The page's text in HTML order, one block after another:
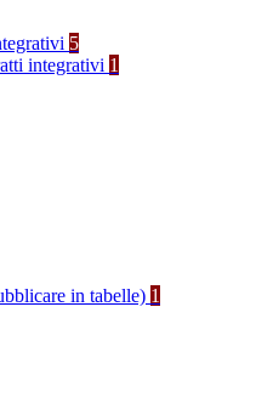
5
integrativi 1
in tabelle) 1